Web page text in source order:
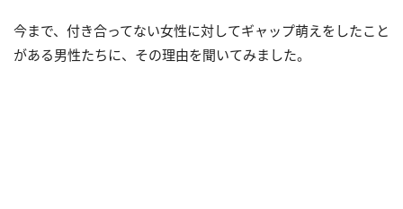
今まで、付き合ってない女性に対してギャップ萌えをしたこと
がある男性たちに、その理由を聞いてみました。